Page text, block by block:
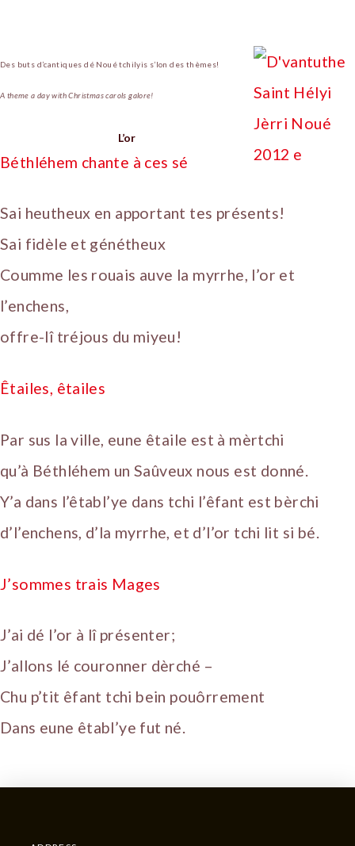
Des buts d’cantiques dé Noué tchilyis s’lon des thèmes!
A theme a day with Christmas carols galore!
L’or
Béthléhem chante à ces sé
Sai heutheux en apportant tes présents!
Sai fidèle et génétheux
Coumme les rouais auve la myrrhe, l’or et
l’enchens,
offre-lî tréjous du miyeu!
Êtailes, êtailes
Par sus la ville, eune êtaile est à mèrtchi
qu’à Béthléhem un Saûveux nous est donné.
Y’a dans l’êtabl’ye dans tchi l’êfant est bèrchi
d’l’enchens, d’la myrrhe, et d’l’or tchi lit si bé.
J’sommes trais Mages
J’ai dé l’or à lî présenter;
J’allons lé couronner dèrché –
Chu p’tit êfant tchi bein pouôrrement
Dans eune êtabl’ye fut né.